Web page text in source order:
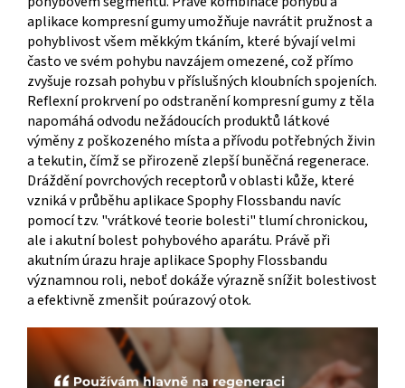
aplikace kompresní gumy umožňuje navrátit pružnost a
pohyblivost všem měkkým tkáním, které bývají velmi
často ve svém pohybu navzájem omezené, což přímo
zvyšuje rozsah pohybu v příslušných kloubních spojeních.
Reflexní prokrvení po odstranění kompresní gumy z těla
napomáhá odvodu nežádoucích produktů látkové
výměny z poškozeného místa a přívodu potřebných živin
a tekutin, čímž se přirozeně zlepší buněčná regenerace.
Dráždění povrchových receptorů v oblasti kůže, které
vzniká v průběhu aplikace Spophy Flossbandu navíc
pomocí tzv. "vrátkové teorie bolesti" tlumí chronickou,
ale i akutní bolest pohybového aparátu. Právě při
akutním úrazu hraje aplikace Spophy Flossbandu
významnou roli, neboť dokáže výrazně snížit bolestivost
a efektivně zmenšit poúrazový otok.